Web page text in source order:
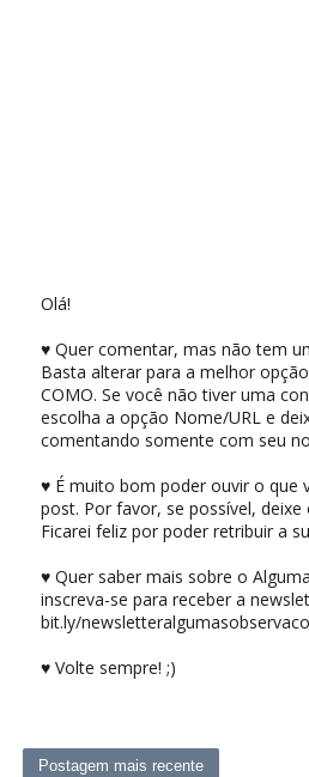
Olá!
♥ Quer comentar, mas não tem
Basta alterar para a melhor
COMO. Se você não tiver uma
escolha a opção Nome/URL e
comentando somente com seu
♥ É muito bom poder ouvir o que
post. Por favor, se possível,
Ficarei feliz por poder retribuir a
♥ Quer saber mais sobre o
inscreva-se para receber a
bit.ly/
♥ Volte sempre! ;)
Postagem mais recente